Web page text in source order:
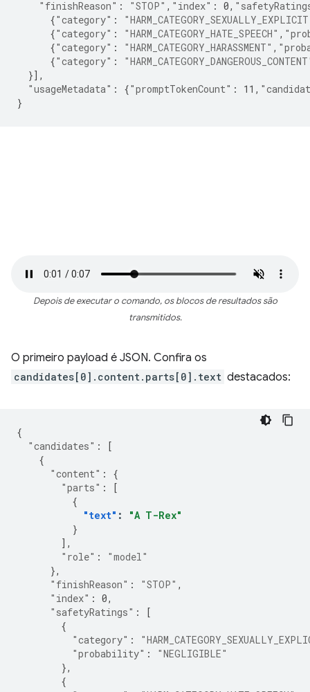
"finishReason" : "STOP" , "index" : 0,
{"category" :
{"category" : "HARM_CATEGORY_HATE_SPEECH" ,
{"category" : "HARM_CATEGORY_HARASSMENT" ,
{"category" :
}],
"usageMetadata" : {"promptTokenCount" : 11 ,
}
Depois de executar o comando, os blocos de resultados são
transmitidos.
O primeiro payload é JSON. Confira os
candidates[0].content.parts[0].text destacados:
{
"candidates" :
[
{
"content" :
{
"parts" :
[
{
"text" :
"A T-Rex"
}
],
"role" :
"model"
},
"finishReason" : "STOP" ,
"index" : 0,
"safetyRatings" :
[
{
"category" :
"probability" :
"NEGLIGIBLE"
},
{